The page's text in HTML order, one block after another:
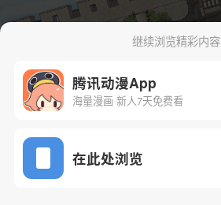
继续浏览精彩内容
腾讯动漫App
海量漫画 新人7天免费看
在此处浏览